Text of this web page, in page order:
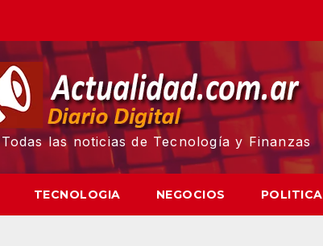
Todas las noticias de Tecnología y Finanzas
TECNOLOGIA NEGOCIOS POLITICA